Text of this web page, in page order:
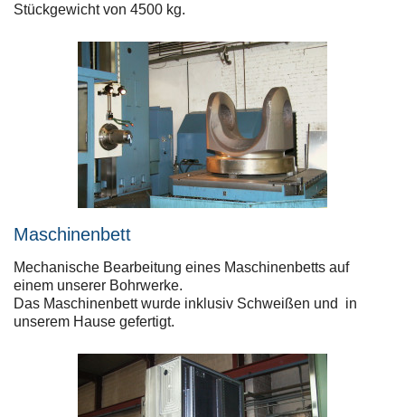
Stückgewicht von 4500 kg.
Maschinenbett
Mechanische Bearbeitung eines Maschinenbetts auf
einem unserer Bohrwerke.
Das Maschinenbett wurde inklusiv Schweißen und in
unserem Hause gefertigt.